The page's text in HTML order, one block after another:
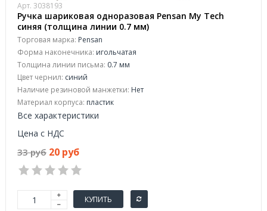
Арт. 3038193
Ручка шариковая одноразовая Pensan My Tech
синяя (толщина линии 0.7 мм)
Торговая марка: Pensan
Форма наконечника: игольчатая
Толщина линии письма: 0.7 мм
Цвет чернил: синий
Наличие резиновой манжетки: Нет
Материал корпуса: пластик
Все характеристики
Цена с НДС
33 руб 20 руб
КУПИТЬ